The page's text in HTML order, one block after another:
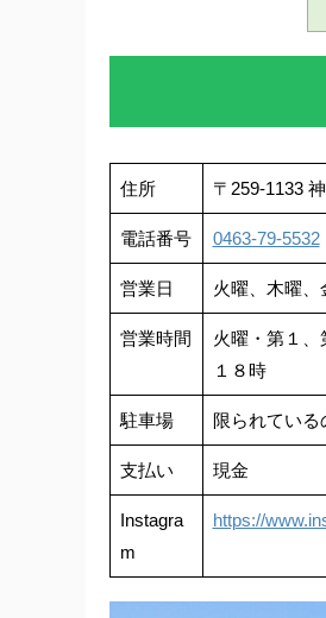
住所 〒259-1133
電話番号 0463-79-5532
営業日 火曜、木曜
営業時間
火曜・第１
１８時
駐車場 限られている
支払い 現金
Instagra
m
https://